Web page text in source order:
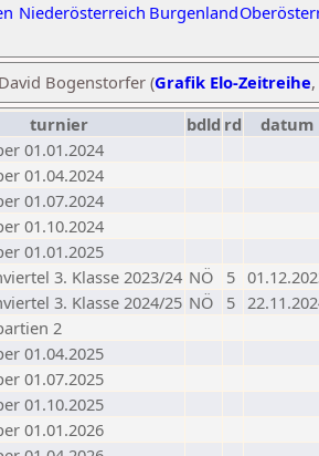
Niederösterreich Burgenland
Bogenstorfer (Grafik Elo-Zeitreihe,
turnier bdld rd datum
01.01.2024
01.04.2024
01.07.2024
01.10.2024
01.01.2025
3. Klasse 2023/24 NÖ 5
3. Klasse 2024/25 NÖ 5
2
01.04.2025
01.07.2025
01.10.2025
01.01.2026